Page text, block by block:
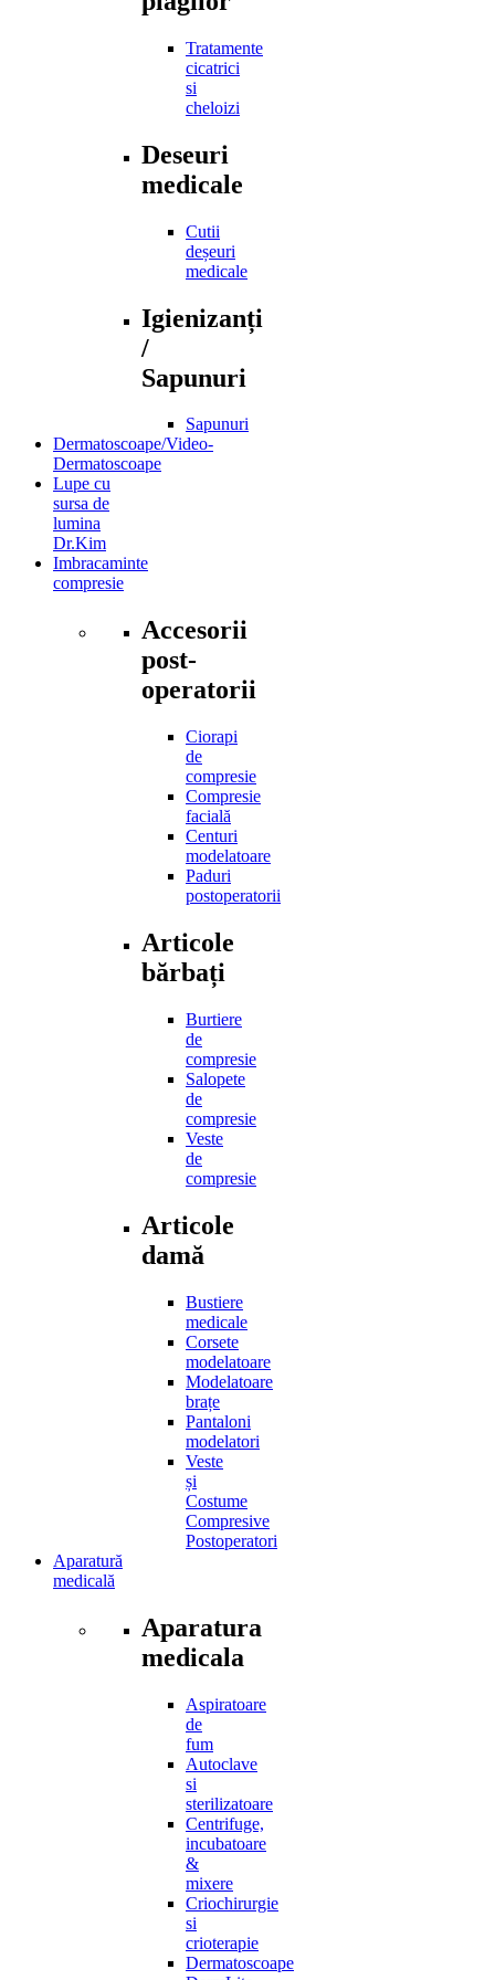
Tratamente
cicatrici
si
cheloizi
Deseuri
medicale
Cutii
deșeuri
medicale
Igienizanți
/
Sapunuri
Sapunuri
Dermatoscoape/Video-
Dermatoscoape
Lupe cu
sursa de
lumina
Dr.Kim
Imbracaminte
compresie
Accesorii
post-
operatorii
Ciorapi
de
compresie
Compresie
facială
Centuri
modelatoare
Paduri
postoperatorii
Articole
bărbați
Burtiere
de
compresie
Salopete
de
compresie
Veste
de
compresie
Articole
damă
Bustiere
medicale
Corsete
modelatoare
Modelatoare
brațe
Pantaloni
modelatori
Veste
și
Costume
Compresive
Postoperatori
Aparatură
medicală
Aparatura
medicala
Aspiratoare
de
fum
Autoclave
si
sterilizatoare
Centrifuge,
incubatoare
&
mixere
Criochirurgie
si
crioterapie
Dermatoscoape